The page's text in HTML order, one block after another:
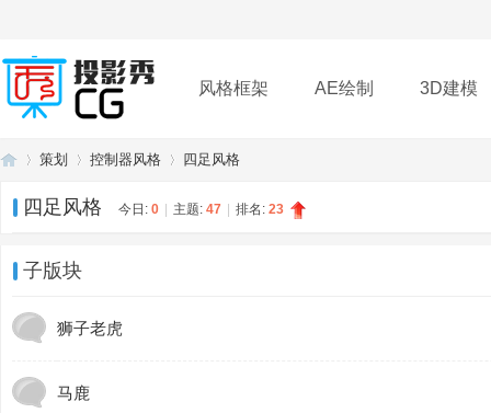
风格框架 AE绘制 3D建模
插件 帮助 下载
策划 控制器风格 四足风格
四足风格 今日: 0 主题: 47 排名: 23
子版块
狮子老虎
马鹿